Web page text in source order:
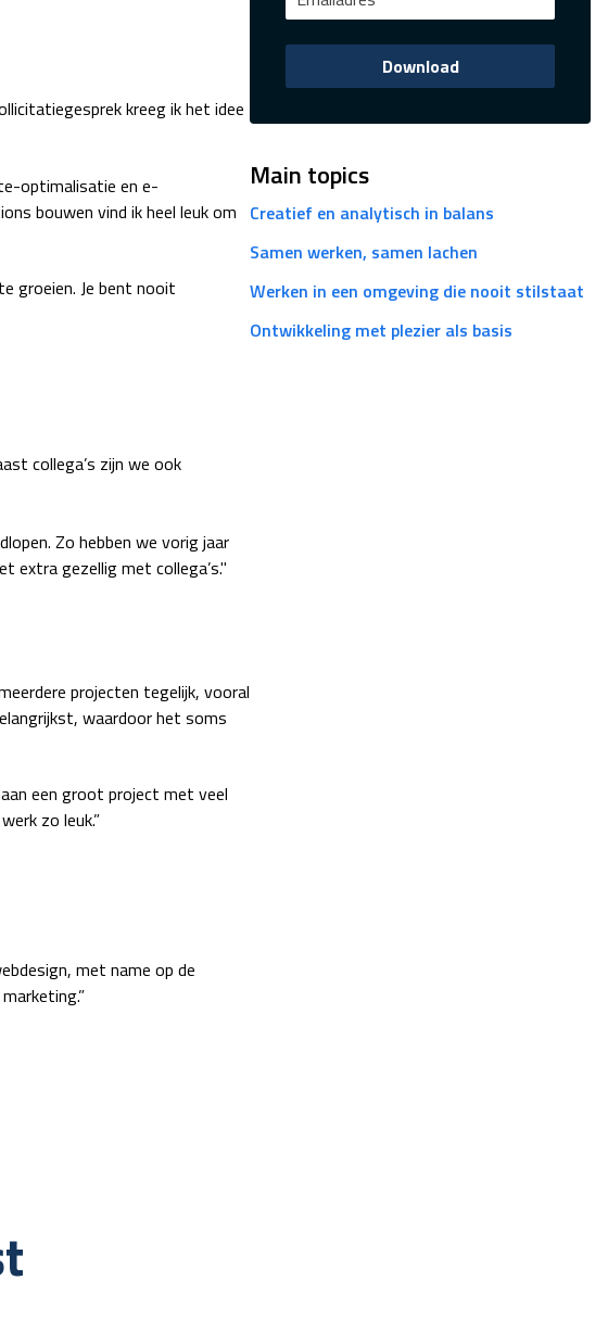
kreeg ik het idee
optimalisatie en e-
bouwen vind ik heel leuk om
groeien. Je bent nooit
collega’s zijn we ook
Zo hebben we vorig jaar
extra gezellig met collega’s."
projecten tegelijk, vooral
waardoor het soms
een groot project met veel
zo leuk.”
met name op de
Main topics
Creatief en analytisch in balans
Samen werken, samen lachen
Werken in een omgeving die nooit stilstaat
Ontwikkeling met plezier als basis